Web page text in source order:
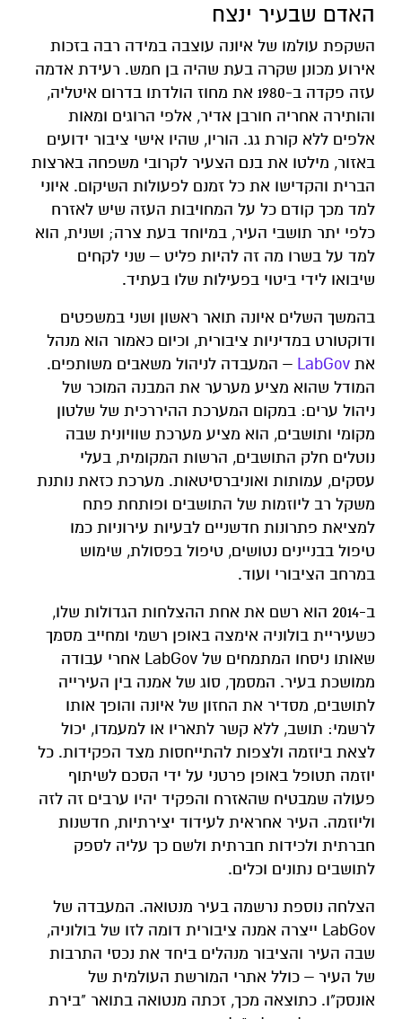
האדם שבעיר ינצח
השקפת עולמו של איונה עוצבה במידה רבה בזכות
אירוע מכונן שקרה בעת שהיה בן חמש. רעידת אדמה
עזה פקדה ב-1980 את מחוז הולדתו בדרום איטליה,
והותירה אחריה חורבן אדיר, אלפי הרוגים ומאות
אלפים ללא קורת גג. הוריו, שהיו אישי ציבור ידועים
באזור, מילטו את בנם הצעיר לקרובי משפחה בארצות
הברית והקדישו את כל זמנם לפעולות השיקום. איוני
למד מכך קודם כל על המחויבות העזה שיש לאזרח
כלפי יתר תושבי העיר, במיוחד בעת צרה; ושנית, הוא
למד על בשרו מה זה להיות פליט – שני לקחים
שיבואו לידי ביטוי בפעילות שלו בעתיד.
בהמשך השלים איונה תואר ראשון ושני במשפטים
ודוקטורט במדיניות ציבורית, וכיום כאמור הוא מנהל
את LabGov – המעבדה לניהול משאבים משותפים.
המודל שהוא מציע מערער את המבנה המוכר של
ניהול ערים: במקום המערכת ההיררכית של שלטון
מקומי ותושבים, הוא מציע מערכת שוויונית שבה
נוטלים חלק התושבים, הרשות המקומית, בעלי
עסקים, עמותות ואוניברסיטאות. מערכת כזאת נותנת
משקל רב ליוזמות של התושבים ופותחת פתח
למציאת פתרונות חדשניים לבעיות עירוניות כמו
טיפול בבניינים נטושים, טיפול בפסולת, שימוש
במרחב הציבורי ועוד.
ב-2014 הוא רשם את אחת ההצלחות הגדולות שלו,
כשעיריית בולוניה אימצה באופן רשמי ומחייב מסמך
שאותו ניסחו המתמחים של LabGov אחרי עבודה
ממושכת בעיר. המסמך, סוג של אמנה בין העירייה
לתושבים, מסדיר את החזון של איונה והופך אותו
לרשמי: תושב, ללא קשר לתאריו או למעמדו, יכול
לצאת ביוזמה ולצפות להתייחסות מצד הפקידות. כל
יוזמה תטופל באופן פרטני על ידי הסכם לשיתוף
פעולה שמבטיח שהאזרח והפקיד יהיו ערבים זה לזה
וליוזמה. העיר אחראית לעידוד יצירתיות, חדשנות
חברתית ולכידות חברתית ולשם כך עליה לספק
לתושבים נתונים וכלים.
הצלחה נוספת נרשמה בעיר מנטואה. המעבדה של
LabGov ייצרה אמנה ציבורית דומה לזו של בולוניה,
שבה העיר והציבור מנהלים ביחד את נכסי התרבות
של העיר – כולל אתרי המורשת העולמית של
אונסק"ו. כתוצאה מכך, זכתה מנטואה בתואר "בירת